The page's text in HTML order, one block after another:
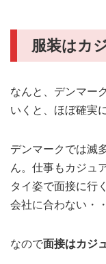
服装はカ
なんと、デンマー
いくと、ほぼ確実
デンマークでは滅
ん。仕事もカジュ
タイ姿で面接に行
会社に合わない・
なので面接はカジ